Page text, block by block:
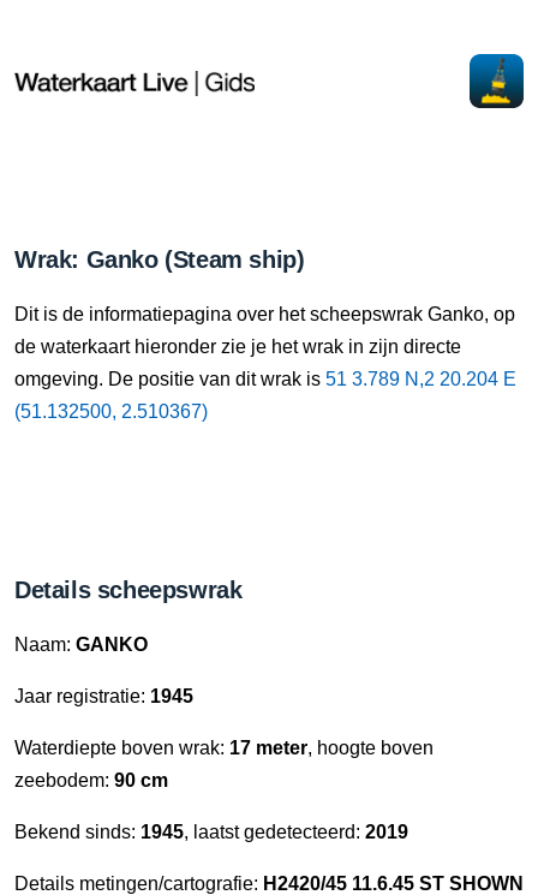
Wrak: Ganko (Steam ship)
Dit is de informatiepagina over het scheepswrak Ganko, op
de waterkaart hieronder zie je het wrak in zijn directe
omgeving. De positie van dit wrak is 51 3.789 N,2 20.204 E
(51.132500, 2.510367)
Details scheepswrak
Naam: GANKO
Jaar registratie: 1945
Waterdiepte boven wrak: 17 meter, hoogte boven
zeebodem: 90 cm
Bekend sinds: 1945, laatst gedetecteerd: 2019
Details metingen/cartografie: H2420/45 11.6.45 ST SHOWN